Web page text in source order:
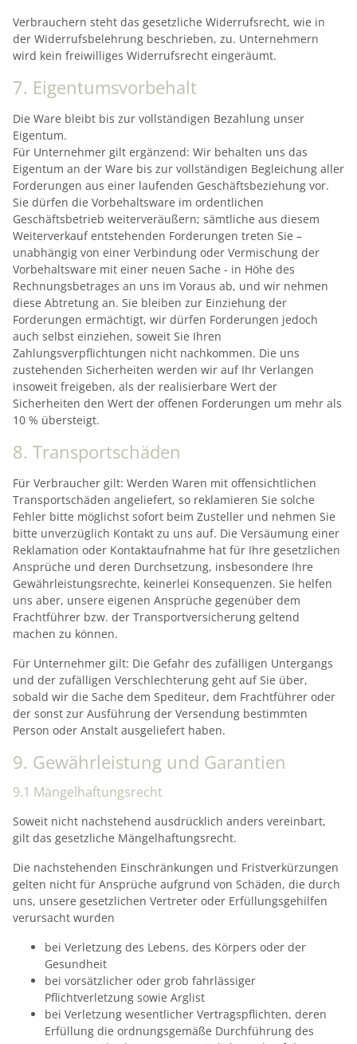
Verbrauchern steht das gesetzliche Widerrufsrecht, wie in
der Widerrufsbelehrung beschrieben, zu. Unternehmern
wird kein freiwilliges Widerrufsrecht eingeräumt.
7. Eigentumsvorbehalt
Die Ware bleibt bis zur vollständigen Bezahlung unser
Eigentum.
Für Unternehmer gilt ergänzend: Wir behalten uns das
Eigentum an der Ware bis zur vollständigen Begleichung aller
Forderungen aus einer laufenden Geschäftsbeziehung vor.
Sie dürfen die Vorbehaltsware im ordentlichen
Geschäftsbetrieb weiterveräußern; sämtliche aus diesem
Weiterverkauf entstehenden Forderungen treten Sie –
unabhängig von einer Verbindung oder Vermischung der
Vorbehaltsware mit einer neuen Sache - in Höhe des
Rechnungsbetrages an uns im Voraus ab, und wir nehmen
diese Abtretung an. Sie bleiben zur Einziehung der
Forderungen ermächtigt, wir dürfen Forderungen jedoch
auch selbst einziehen, soweit Sie Ihren
Zahlungsverpflichtungen nicht nachkommen. Die uns
zustehenden Sicherheiten werden wir auf Ihr Verlangen
insoweit freigeben, als der realisierbare Wert der
Sicherheiten den Wert der offenen Forderungen um mehr als
10 % übersteigt.
8. Transportschäden
Für Verbraucher gilt: Werden Waren mit offensichtlichen
Transportschäden angeliefert, so reklamieren Sie solche
Fehler bitte möglichst sofort beim Zusteller und nehmen Sie
bitte unverzüglich Kontakt zu uns auf. Die Versäumung einer
Reklamation oder Kontaktaufnahme hat für Ihre gesetzlichen
Ansprüche und deren Durchsetzung, insbesondere Ihre
Gewährleistungsrechte, keinerlei Konsequenzen. Sie helfen
uns aber, unsere eigenen Ansprüche gegenüber dem
Frachtführer bzw. der Transportversicherung geltend
machen zu können.
Für Unternehmer gilt: Die Gefahr des zufälligen Untergangs
und der zufälligen Verschlechterung geht auf Sie über,
sobald wir die Sache dem Spediteur, dem Frachtführer oder
der sonst zur Ausführung der Versendung bestimmten
Person oder Anstalt ausgeliefert haben.
9. Gewährleistung und Garantien
9.1 Mängelhaftungsrecht
Soweit nicht nachstehend ausdrücklich anders vereinbart,
gilt das gesetzliche Mängelhaftungsrecht.
Die nachstehenden Einschränkungen und Fristverkürzungen
gelten nicht für Ansprüche aufgrund von Schäden, die durch
uns, unsere gesetzlichen Vertreter oder Erfüllungsgehilfen
verursacht wurden
bei Verletzung des Lebens, des Körpers oder der
Gesundheit
bei vorsätzlicher oder grob fahrlässiger
Pflichtverletzung sowie Arglist
bei Verletzung wesentlicher Vertragspflichten, deren
Erfüllung die ordnungsgemäße Durchführung des